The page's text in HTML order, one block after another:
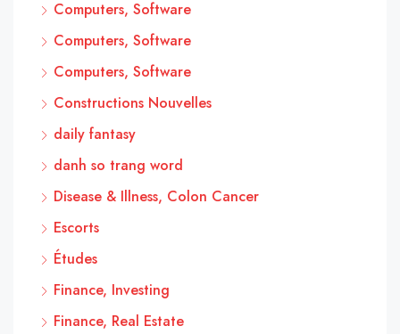
Computers, Software
Computers, Software
Computers, Software
Constructions Nouvelles
daily fantasy
danh so trang word
Disease & Illness, Colon Cancer
Escorts
Études
Finance, Investing
Finance, Real Estate